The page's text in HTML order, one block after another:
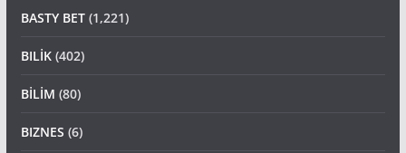
BASTY BET(1,221)
BILİK(402)
BİLİM (80)
BIZNES (6)